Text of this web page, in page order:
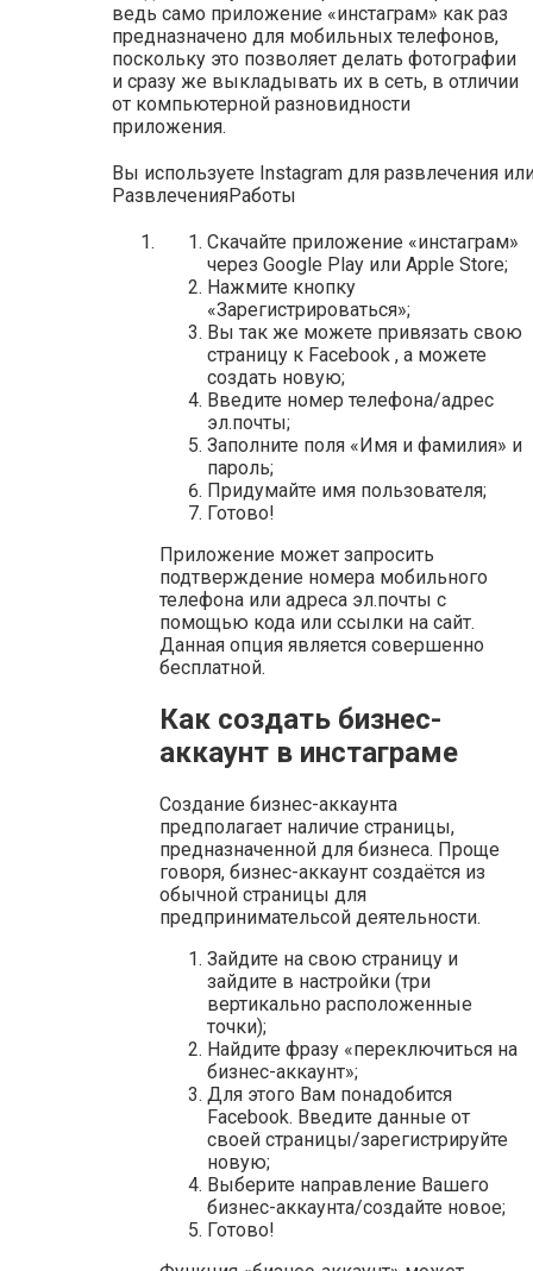
ведь само приложение «инстаграм» как раз
предназначено для мобильных телефонов,
поскольку это позволяет делать фотографии
и сразу же выкладывать их в сеть, в отличии
от компьютерной разновидности
приложения.
Вы используете Instagram для развлечения
РазвлеченияРаботы
Скачайте приложение «инстаграм»
через Google Play или Apple Store;
Нажмите кнопку
«Зарегистрироваться»;
Вы так же можете привязать свою
страницу к Facebook , а можете
создать новую;
Введите номер телефона/адрес
эл.почты;
Заполните поля «Имя и фамилия» и
пароль;
Придумайте имя пользователя;
Готово!
Приложение может запросить
подтверждение номера мобильного
телефона или адреса эл.почты с
помощью кода или ссылки на сайт.
Данная опция является совершенно
бесплатной.
Как создать бизнес-
аккаунт в инстаграме
Создание бизнес-аккаунта
предполагает наличие страницы,
предназначенной для бизнеса. Проще
говоря, бизнес-аккаунт создаётся из
обычной страницы для
предпринимательсой деятельности.
Зайдите на свою страницу и
зайдите в настройки (три
вертикально расположенные
точки);
Найдите фразу «переключиться на
бизнес-аккаунт»;
Для этого Вам понадобится
Facebook. Введите данные от
своей страницы/зарегистрируйте
новую;
Выберите направление Вашего
бизнес-аккаунта/создайте новое;
Готово!